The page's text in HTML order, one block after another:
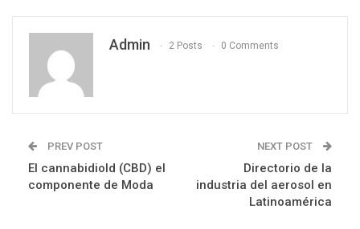
Admin 2 Posts 0 Comments
PREV POST
El cannabidiold (CBD) el
componente de Moda
NEXT POST
Directorio de la
industria del aerosol en
Latinoamérica